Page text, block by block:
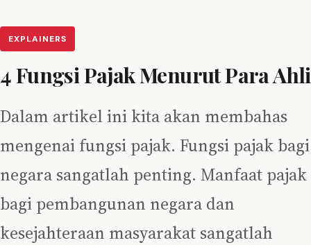
EXPLAINERS
4 Fungsi Pajak Menurut Para Ahli
Dalam artikel ini kita akan membahas
mengenai fungsi pajak. Fungsi pajak bagi
negara sangatlah penting. Manfaat pajak
bagi pembangunan negara dan
kesejahteraan masyarakat sangatlah